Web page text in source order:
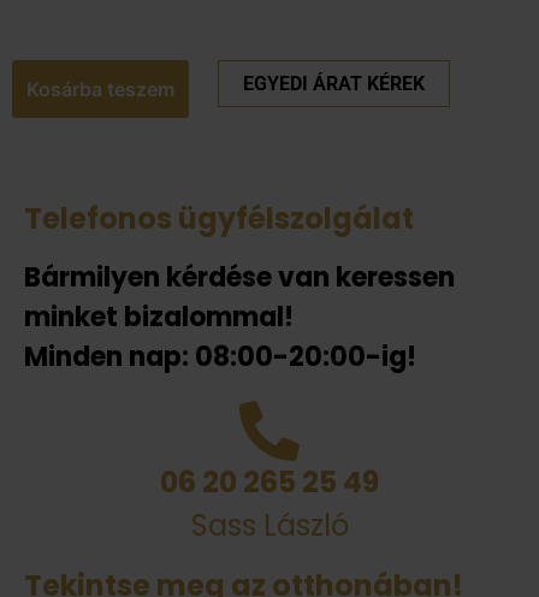
Kosárba teszem EGYEDI ÁRAT KÉREK
Telefonos ügyfélszolgálat
Bármilyen kérdése van keressen
minket bizalommal!
Minden nap: 08:00-20:00-ig!
06 20 265 25 49
Sass László
Tekintse meg az otthonában!